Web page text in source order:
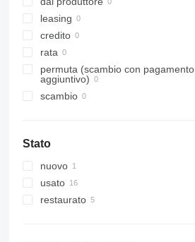
leasing
credito
rata
permuta (scambio con pagamento
aggiuntivo)
scambio
Stato
nuovo
usato
restaurato